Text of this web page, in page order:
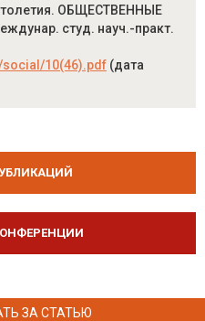
ОБЩЕСТВЕННЫЕ
студ. науч.-практ.
10(46).pdf (дата
ЗА СТАТЬЮ